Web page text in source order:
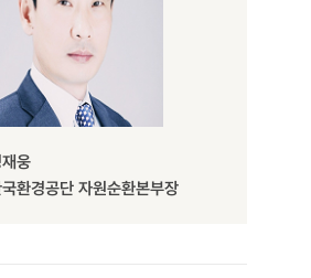
웅
환경공단 자원순환본부장